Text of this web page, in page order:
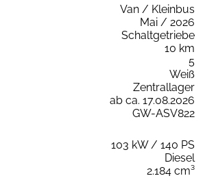
Van / Kleinbus
Mai / 2026
Schaltgetriebe
10 km
5
Weiß
Zentrallager
ab ca. 17.08.2026
GW-ASV822
103 kW / 140 PS
Diesel
2.184 cm³